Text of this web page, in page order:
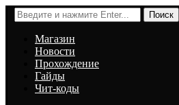
Поиск
Магазин
Новости
Прохождение
Гайды
Чит-коды